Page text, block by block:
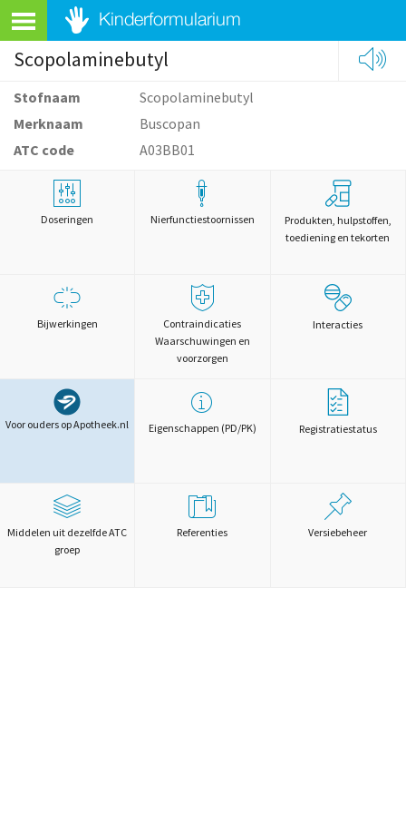
Scopolaminebutyl
Stofnaam
Scopolaminebutyl
Merknaam
Buscopan
ATC code
A03BB01
Doseringen Nierfunctiestoornissen
Produkten, hulpstoffen,
toediening en tekorten
Bijwerkingen
Contraindicaties
Waarschuwingen en
voorzorgen
Interacties
Voor ouders op Apotheek.nl Eigenschappen (PD/PK) Registratiestatus
Middelen uit dezelfde ATC
groep
Referenties Versiebeheer